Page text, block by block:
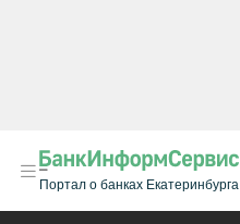
Портал о банках Екатеринбурга